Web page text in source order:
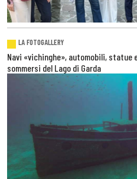
LA FOTOGALLERY
Navi «vichinghe», automobili,
sommersi del Lago di Garda